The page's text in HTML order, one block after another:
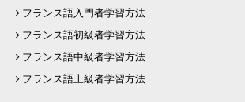
フランス語入門者学習方法
フランス語初級者学習方法
フランス語中級者学習方法
フランス語上級者学習方法